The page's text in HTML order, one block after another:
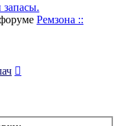
Ремзона ::